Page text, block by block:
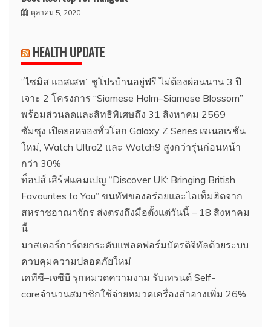
ตุลาคม 5, 2020
HEALTH UPDATE
“ไซมิส แอสเสท” ชูโปรบ้านอยู่ฟรี ไม่ต้องผ่อนนาน 3 ปี
เจาะ 2 โครงการ “Siamese Holm–Siamese Blossom”
พร้อมส่วนลดและสิทธิพิเศษถึง 31 สิงหาคม 2569
ซัมซุง เปิดยอดจองทั่วโลก Galaxy Z Series เจเนอเรชัน
ใหม่, Watch Ultra2 และ Watch9 สูงกว่ารุ่นก่อนหน้า
กว่า 30%
ท็อปส์ เสิร์ฟแคมเปญ “Discover UK: Bringing British
Favourites to You” ขนทัพของอร่อยและไอเท็มฮิตจาก
สหราชอาณาจักร ส่งตรงถึงมือตั้งแต่วันนี้ – 18 สิงหาคม
นี้
มาสเตอร์การ์ดยกระดับแพลตฟอร์มบัตรดิจิทัลด้วยระบบ
ควบคุมความปลอดภัยใหม่
เคทีซี–เจซีบี รุกหมวดความงาม รับเทรนด์ Self-
careจำนวนสมาชิกใช้จ่ายหมวดเครื่องสำอางเพิ่ม 26%